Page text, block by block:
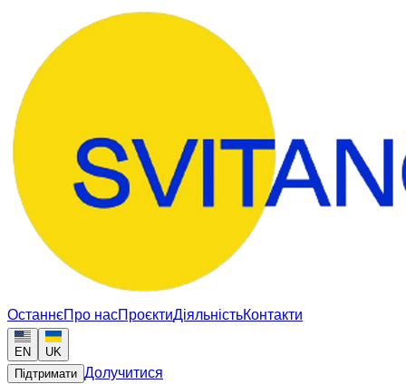
ОстаннєПро насПроєктиДіяльністьКонтакти
EN
UK
Підтримати Долучитися